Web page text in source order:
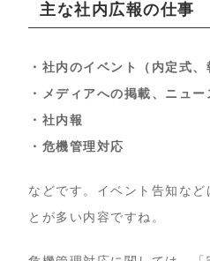
主な社内広報の仕事
・社内のイベント（内定式
・メディアへの掲載、ニュ
・社内報
・危機管理対応
などです。イベント告知など
とが多い内容ですね。